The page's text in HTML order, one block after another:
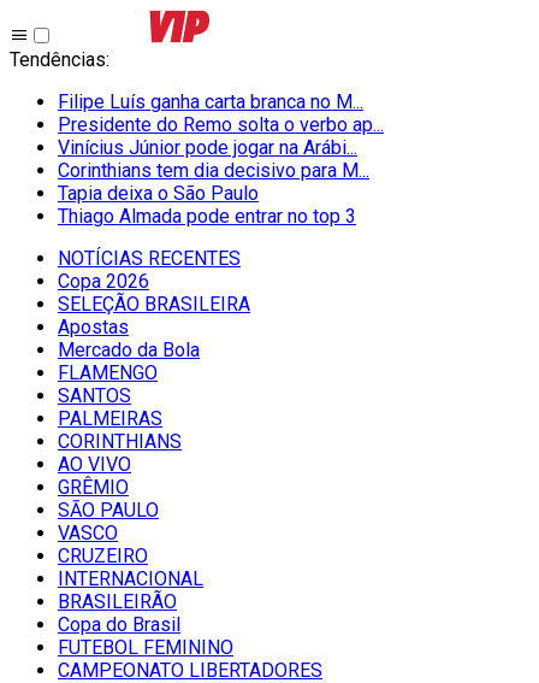
Tendências:
Filipe Luís ganha carta branca no M...
Presidente do Remo solta o verbo ap...
Vinícius Júnior pode jogar na Arábi...
Corinthians tem dia decisivo para M...
Tapia deixa o São Paulo
Thiago Almada pode entrar no top 3
NOTÍCIAS RECENTES
Copa 2026
SELEÇÃO BRASILEIRA
Apostas
Mercado da Bola
FLAMENGO
SANTOS
PALMEIRAS
CORINTHIANS
AO VIVO
GRÊMIO
SĀO PAULO
VASCO
CRUZEIRO
INTERNACIONAL
BRASILEIRÃO
Copa do Brasil
FUTEBOL FEMININO
CAMPEONATO LIBERTADORES